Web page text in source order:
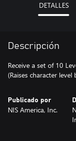
DETALLES
Descripción
Receive a set of 10
(Raises character
Publicado por
NIS America, Inc.